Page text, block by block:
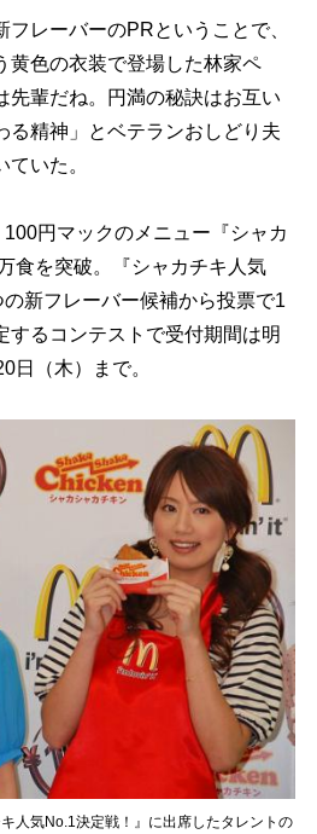
レーバーのPRということで、
黄色の衣装で登場した林家ペ
先輩だね。円満の秘訣はお互い
る精神」とベテランおしどり夫
いた。
円マックのメニュー『シャカ
食を突破。『シャカチキ人気
新フレーバー候補から投票で1
するコンテストで受付期間は明
日（木）まで。
人気No.1決定戦！』に出席したタレントの